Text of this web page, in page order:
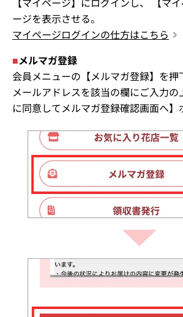
ージを表示させる。
マイページログインの仕方はこちら
■メルマガ登録
会員メニューの【メルマガ登録】を押
メールアドレスを該当の欄にご入力の
に同意してメルマガ登録確認画面へ】